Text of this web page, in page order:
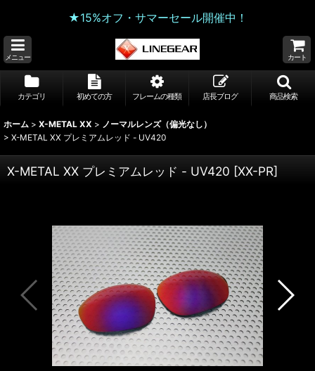
★15%オフ・サマーセール開催中！
メニュー カート
カテゴリ 初めての方 フレームの種類 店長ブログ 商品検索
ホーム > X-METAL XX > ノーマルレンズ（偏光なし）
> X-METAL XX プレミアムレッド - UV420
X-METAL XX プレミアムレッド - UV420 [XX-PR]